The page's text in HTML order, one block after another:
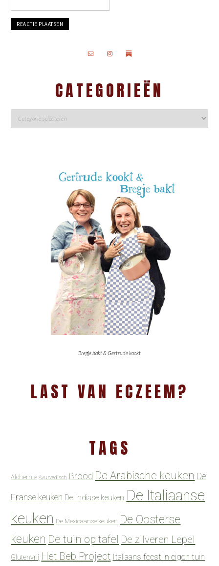
CATEGORIEËN
Bregje bakt & Gertrude kookt
LAST VAN ECZEEM?
TAGS
Alchemie Ayurvedisch Brood De Arabische keuken De
Franse keuken De Indiase keuken De Italiaanse
keuken De Mexicaanse keuken De Oosterse
keuken De tuin op tafel De zilveren Lepel
Glutenvrij Het Beb Project Italiaans feest in eigen tuin